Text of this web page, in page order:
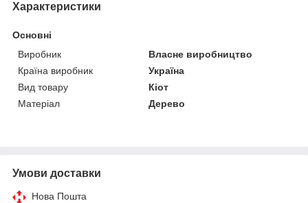
Характеристики
Основні
Виробник
Власне виробництво
Країна виробник
Україна
Вид товару
Кіот
Матеріал
Дерево
Умови доставки
Нова Пошта